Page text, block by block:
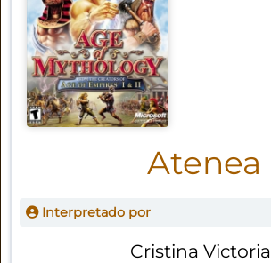
Atenea
Interpretado por
Cristina Victoria